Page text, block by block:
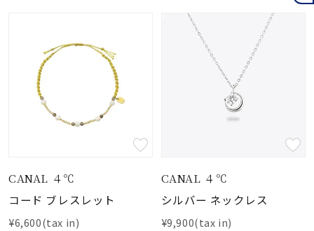
CANAL ４℃
コード ブレスレット
¥6,600(tax in)
CANAL ４℃
シルバー ネックレス
¥9,900(tax in)